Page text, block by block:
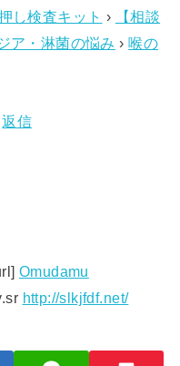
し検査キット ›
【相談
ア・淋菌の悩み › 喉の
返信
Omudamu
http://slkjfdf.net/